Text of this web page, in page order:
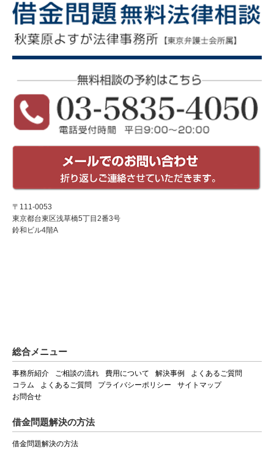
〒111-0053
東京都台東区浅草橋5丁目2番3号
鈴和ビル4階A
総合メニュー
事務所紹介 ご相談の流れ 費用について 解決事例
よくあるご質問
コラム
よくあるご質問 プライバシーポリシー
サイトマップ
お問合せ
借金問題解決の方法
借金問題解決の方法